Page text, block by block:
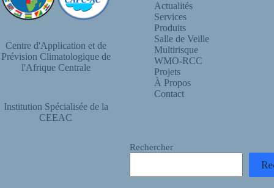
Centre d'Application et de
Prévision Climatologique de
l'Afrique Centrale
Institution Spécialisée de la
CEEAC
Actualités
Services
Produits
Salle de Veille
Multirisque
WMO-RCC
Projets
À Propos
Contact
Rechercher